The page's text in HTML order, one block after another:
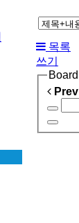
목록
쓰기
Prev